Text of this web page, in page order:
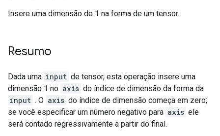
Insere uma dimensão de 1 na forma de um tensor.
Resumo
Dada uma input de tensor, esta operação insere uma
dimensão 1 no axis do índice de dimensão da forma da
input . O axis do índice de dimensão começa em zero;
se você especificar um número negativo para axis ele
será contado regressivamente a partir do final.